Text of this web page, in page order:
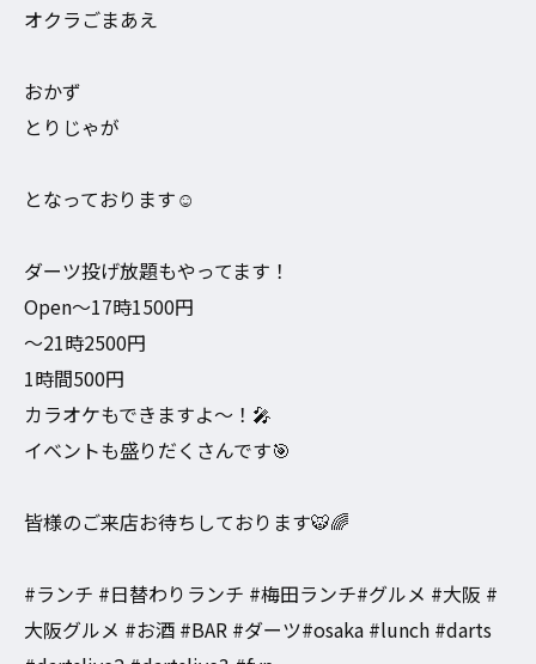
オクラごまあえ
おかず
とりじゃが
となっております☺️
ダーツ投げ放題もやってます！
Open〜17時1500円
〜21時2500円
1時間500円
カラオケもできますよ〜！🎤
イベントも盛りだくさんです🎯
皆様のご来店お待ちしております🐯🌈
#ランチ #日替わりランチ #梅田ランチ#グルメ #大阪 #
大阪グルメ #お酒 #BAR #ダーツ#osaka #lunch #darts